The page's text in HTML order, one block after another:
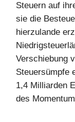
Steuern auf
sie die
hierzulande
Verschiebung
Steuersümpfe
1,4 Milliarden
des